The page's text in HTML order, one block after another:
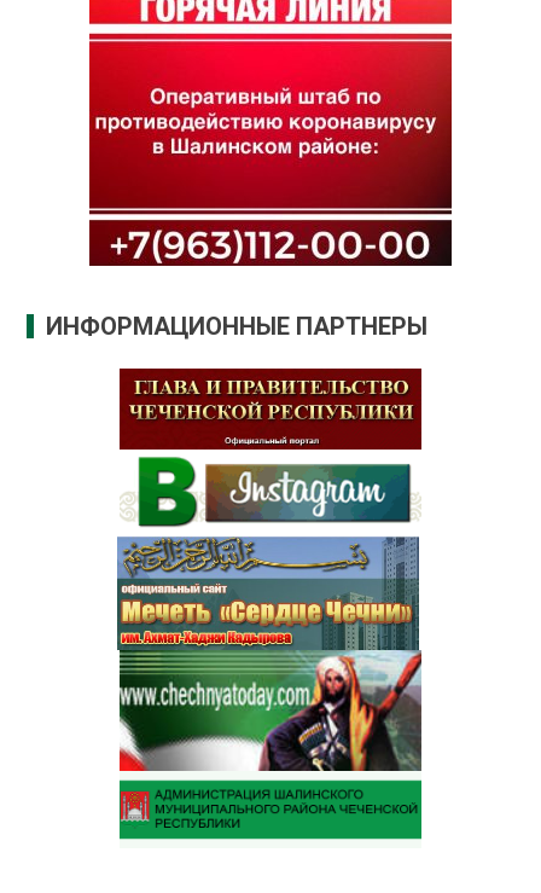
ИНФОРМАЦИОННЫЕ ПАРТНЕРЫ